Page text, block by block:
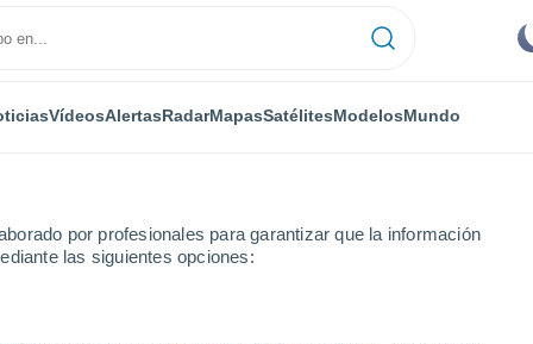
por profesionales para garantizar que la información
las siguientes opciones:
VídeosAlertasRadarMapasSatélitesModelosMundo